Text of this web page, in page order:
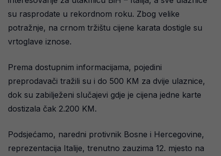
su rasprodate u rekordnom roku. Zbog velike
potražnje, na crnom tržištu cijene karata dostigle su
vrtoglave iznose.
Prema dostupnim informacijama, pojedini
preprodavači tražili su i do 500 KM za dvije ulaznice,
dok su zabilježeni slučajevi gdje je cijena jedne karte
dostizala čak 2.200 KM.
Podsjećamo, naredni protivnik Bosne i Hercegovine,
reprezentacija Italije, trenutno zauzima 12. mjesto na